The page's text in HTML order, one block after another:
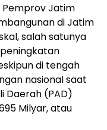
Pemprov Jatim
di Jatim
salah satunya
di tengah
nasional saat
Daerah (PAD)
Milyar, atau